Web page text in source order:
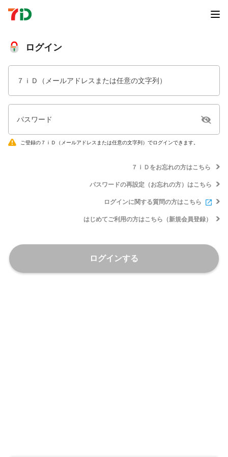
ログイン
７ｉＤ（メールアドレスまたは任意の文字列）
パスワード
ご登録の７ｉＤ（メールアドレスまたは任意の文字列）でログインできます。
７ｉＤをお忘れの方はこちら
パスワードの再設定（お忘れの方）はこちら
ログインに関する質問の方はこちら
はじめてご利用の方はこちら（新規会員登録）
ログインする